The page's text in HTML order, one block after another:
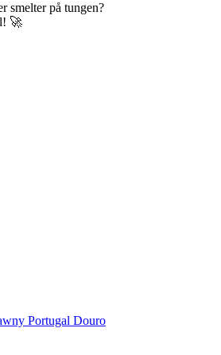
smelter på tungen?
🚀
Portugal Douro